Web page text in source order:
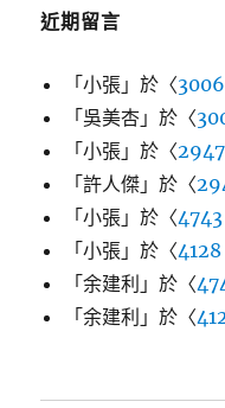
近期留言
「小張 」於〈
「吳美杏 」於〈
「小張 」於〈
「許人傑 」於〈
「小張 」於〈
「小張 」於〈4128
「余建利 」於〈
「余建利 」於〈